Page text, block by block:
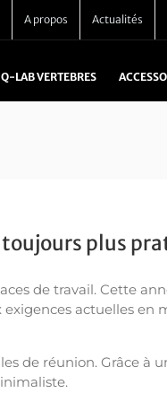
A propos Actualités
Q-LAB VERTEBRES
plus
de travail. Cette
actuelles en
de réunion. Grâce à